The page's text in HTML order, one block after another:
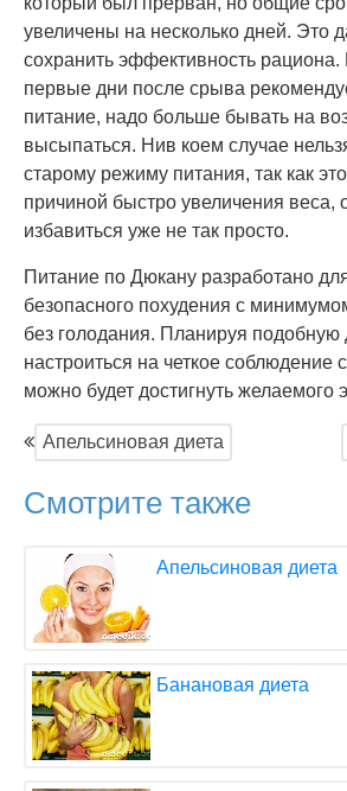
увеличены на несколько дней. Это
сохранить эффективность рациона.
первые дни после срыва
питание, надо больше бывать на
высыпаться. Нив коем случае
старому режиму питания, так как
причиной быстро увеличения веса,
избавиться уже не так просто.
Питание по Дюкану разработано
безопасного похудения с
без голодания. Планируя подобную
настроиться на четкое соблюдение
можно будет достигнуть желаемого
Апельсиновая диета
Смотрите также
Апельсиновая диета
Банановая диета